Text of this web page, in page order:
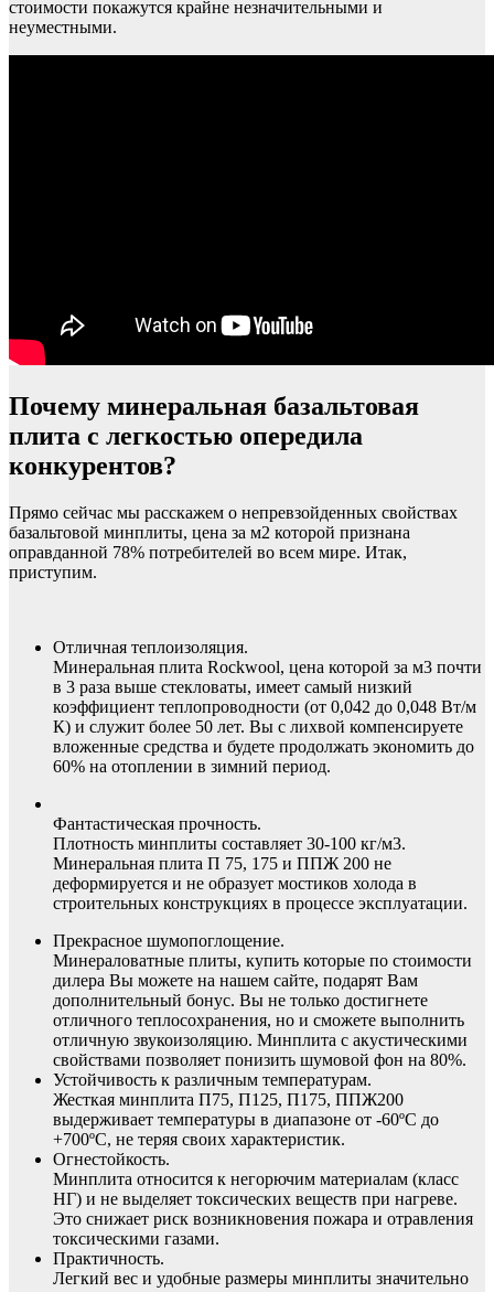
стоимости покажутся крайне незначительными и
неуместными.
Почему минеральная базальтовая
плита с легкостью опередила
конкурентов?
Прямо сейчас мы расскажем о непревзойденных свойствах
базальтовой минплиты, цена за м2 которой признана
оправданной 78% потребителей во всем мире. Итак,
приступим.
Отличная теплоизоляция.
Минеральная плита Rockwool, цена которой за м3 почти
в 3 раза выше стекловаты, имеет самый низкий
коэффициент теплопроводности (от 0,042 до 0,048 Вт/м
К) и служит более 50 лет. Вы с лихвой компенсируете
вложенные средства и будете продолжать экономить до
60% на отоплении в зимний период.
Фантастическая прочность.
Плотность минплиты составляет 30-100 кг/м3.
Минеральная плита П 75, 175 и ППЖ 200 не
деформируется и не образует мостиков холода в
строительных конструкциях в процессе эксплуатации.
Прекрасное шумопоглощение.
Минераловатные плиты, купить которые по стоимости
дилера Вы можете на нашем сайте, подарят Вам
дополнительный бонус. Вы не только достигнете
отличного теплосохранения, но и сможете выполнить
отличную звукоизоляцию. Минплита с акустическими
свойствами позволяет понизить шумовой фон на 80%.
Устойчивость к различным температурам.
Жесткая минплита П75, П125, П175, ППЖ200
выдерживает температуры в диапазоне от -60ºС до
+700ºС, не теряя своих характеристик.
Огнестойкость.
Минплита относится к негорючим материалам (класс
НГ) и не выделяет токсических веществ при нагреве.
Это снижает риск возникновения пожара и отравления
токсическими газами.
Практичность.
Легкий вес и удобные размеры минплиты значительно